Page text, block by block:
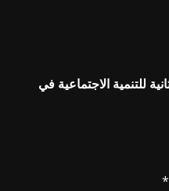
للتنمية الاجتماعية في
*